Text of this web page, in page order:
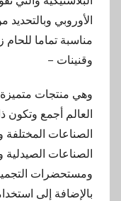
الأوروبي وبالتحديد
وقنينات –
وهي منتجات
العالم أجمع
الصناعات المختلفة
الصناعات الصيدلية
ومستحضرات
بالإضافة إلى